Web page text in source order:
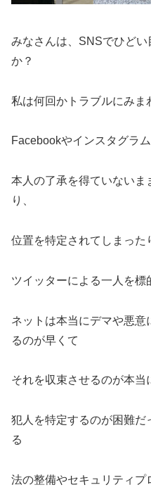
みなさんは、SNSでひど
か？
私は何回かトラブルにみま
Facebookやインスタグラ
本人の了承を得ていないま
り、
位置を特定されてしまった
ツイッターによる一人を標
ネットは本当にデマや悪意
るのが早くて
それを収束させるのが本当
犯人を特定するのが困難だ
る
法の整備やセキュリティプ